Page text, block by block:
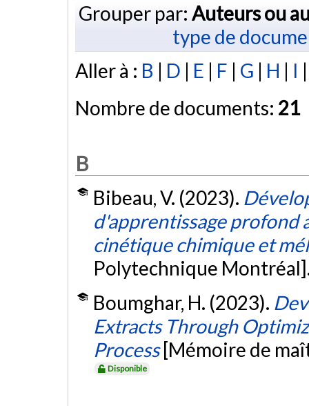
Grouper par: Auteurs ou
type de
Aller à : B | D | E | F | G | H | I
Nombre de documents: 21
B
Bibeau, V. (2023).
d'apprentissage profond
cinétique chimique et
Polytechnique
Boumghar, H. (2023).
Extracts Through
Process [Mémoire de
Disponible